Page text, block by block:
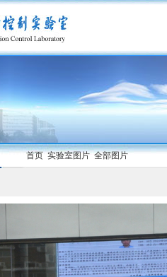
首页 实验室图片 全部图片